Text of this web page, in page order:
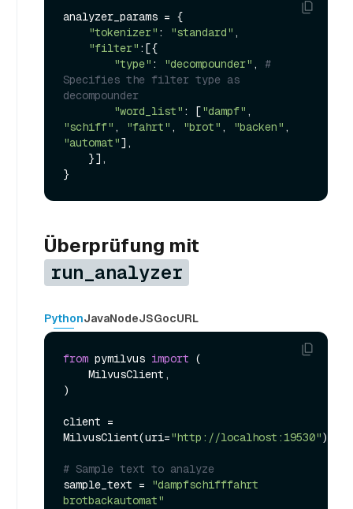
analyzer_params = {
"tokenizer" : "standard" ,
"filter" :[{
"type" : "decompounder" , #
Specifies the filter type as
decompounder
"word_list" : ["dampf"
"schiff" , "fahrt" , "brot" , "backen"
"automat"],
Überprüfung mit
run_analyzer
PythonJavaNodeJSGocURL
from pymilvus import (
)
client =
MilvusClient(uri="http://localhost:19530")
# Sample text to analyze
sample_text =
"dampfschifffahrt
brotbackautomat"